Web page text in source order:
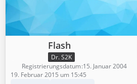
Flash
Dr. S2K
Registrierungsdatum 15. Januar 2004
19. Februar 2015 um 15:45